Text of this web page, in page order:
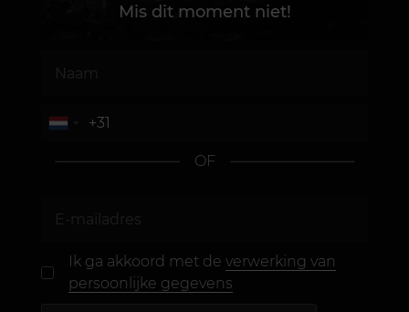
Mis dit moment niet!
OF
Ik ga akkoord met de verwerking van
persoonlijke gegevens